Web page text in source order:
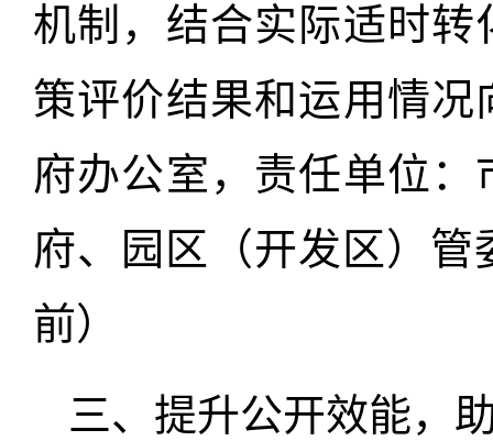
机制，结合实际适时
策评价结果和运用情
府办公室，责任单位
府、园区（开发区）管
前）
三、提升公开效能，